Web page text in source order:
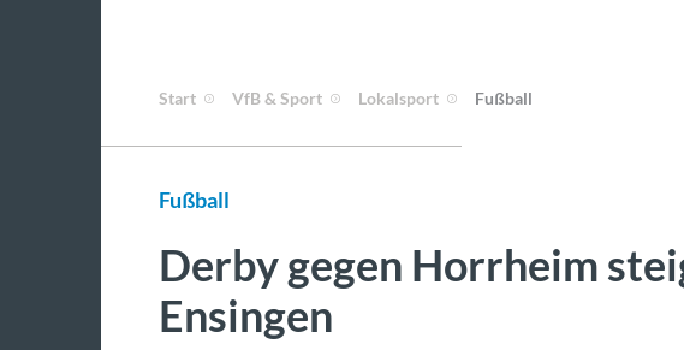
Start VfB & Sport Lokalsport Fußball
Fußball
Derby gegen Horrheim
Ensingen